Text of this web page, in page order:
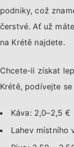
podniky, což
čerstvé. Ať už
na Krétě najdete.
Chcete-li získat
Krétě, podívejte
Káva: 2,0–2,5 €
Lahev místního